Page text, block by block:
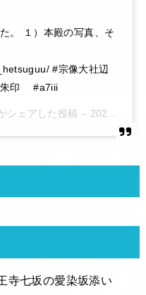
。 １）本殿の写真、そ
#宗像大社辺
印 #a7iii
シェアした投稿 – 2020年 6月月6日午後10時15分PDT
寺七坂の愛染坂添い